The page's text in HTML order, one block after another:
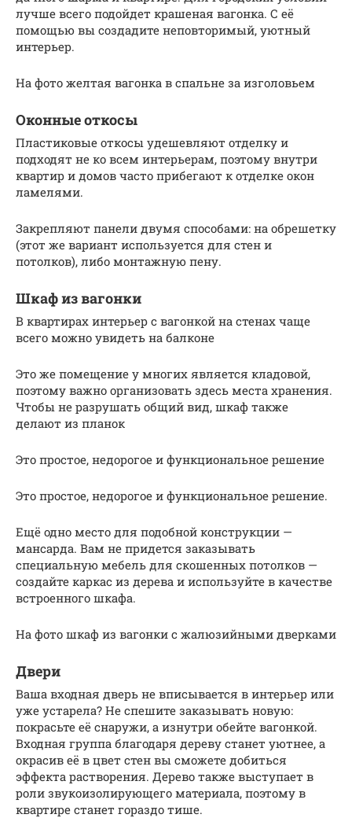
лучше всего подойдет крашеная вагонка. С её
помощью вы создадите неповторимый, уютный
интерьер.
На фото желтая вагонка в спальне за изголовьем
Оконные откосы
Пластиковые откосы удешевляют отделку и
подходят не ко всем интерьерам, поэтому внутри
квартир и домов часто прибегают к отделке окон
ламелями.
Закрепляют панели двумя способами: на обрешетку
(этот же вариант используется для стен и
потолков), либо монтажную пену.
Шкаф из вагонки
В квартирах интерьер с вагонкой на стенах чаще
всего можно увидеть на балконе
Это же помещение у многих является кладовой,
поэтому важно организовать здесь места хранения.
Чтобы не разрушать общий вид, шкаф также
делают из планок
Это простое, недорогое и функциональное решение
Это простое, недорогое и функциональное решение.
Ещё одно место для подобной конструкции —
мансарда. Вам не придется заказывать
специальную мебель для скошенных потолков —
создайте каркас из дерева и используйте в качестве
встроенного шкафа.
На фото шкаф из вагонки с жалюзийными дверками
Двери
Ваша входная дверь не вписывается в интерьер или
уже устарела? Не спешите заказывать новую:
покрасьте её снаружи, а изнутри обейте вагонкой.
Входная группа благодаря дереву станет уютнее, а
окрасив её в цвет стен вы сможете добиться
эффекта растворения. Дерево также выступает в
роли звукоизолирующего материала, поэтому в
квартире станет гораздо тише.